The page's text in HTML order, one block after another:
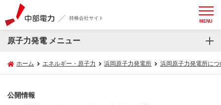
持株会社サイト MENU
原子力発電 メニュー
ホーム エネルギー・原子力 浜岡原子力発電所 浜岡原子力発電所につ
公開情報